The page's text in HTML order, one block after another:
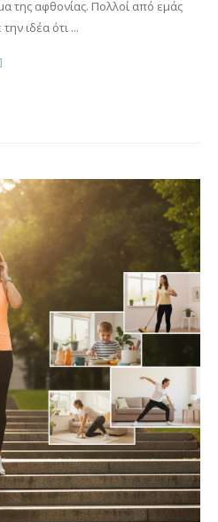
της αφθονίας. Πολλοί από εμάς
ιδέα ότι ...